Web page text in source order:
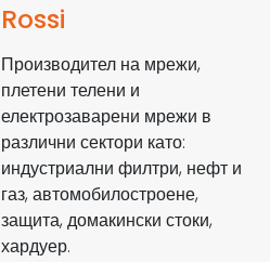
Rossi
Производител на мрежи,
плетени телени и
електрозаварени мрежи в
различни сектори като:
индустриални филтри, нефт и
газ, автомобилостроене,
защита, домакински стоки,
хардуер.